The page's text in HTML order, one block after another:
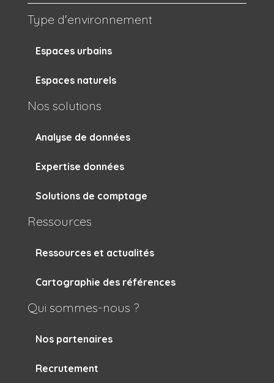
Type d'environnement
Espaces urbains
Espaces naturels
Nos solutions
Analyse de données
Expertise données
Solutions de comptage
Ressources
Ressources et actualités
Cartographie des références
Qui sommes-nous ?
Nos partenaires
Recrutement